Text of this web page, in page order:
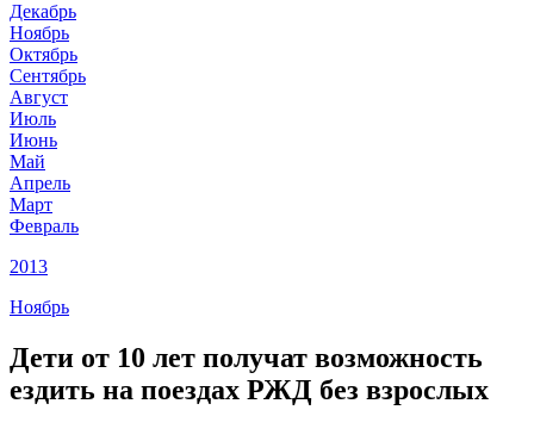
Декабрь
Ноябрь
Октябрь
Сентябрь
Август
Июль
Июнь
Май
Апрель
Март
Февраль
2013
Ноябрь
Дети от 10 лет получат возможность
ездить на поездах РЖД без взрослых